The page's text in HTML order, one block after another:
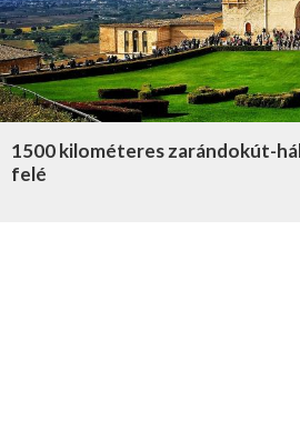
1500 kilométeres zarándokút-
felé